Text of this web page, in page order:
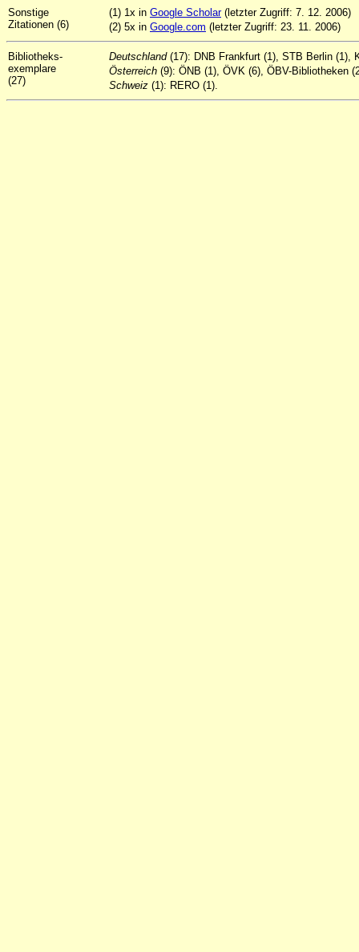
Sonstige
Zitationen (6)
(1) 1x in Google Scholar(letzter Zugriff: 7. 12. 2006)
(2) 5x in Google.com (letzter Zugriff: 23. 11. 2006)
Bibliotheks-
exemplare
(27)
Deutschland(17): DNB Frankfurt (1), STB Berlin (1),
Österreich (9): ÖNB (1), ÖVK (6), ÖBV-Bibliotheken
Schweiz (1): RERO (1).